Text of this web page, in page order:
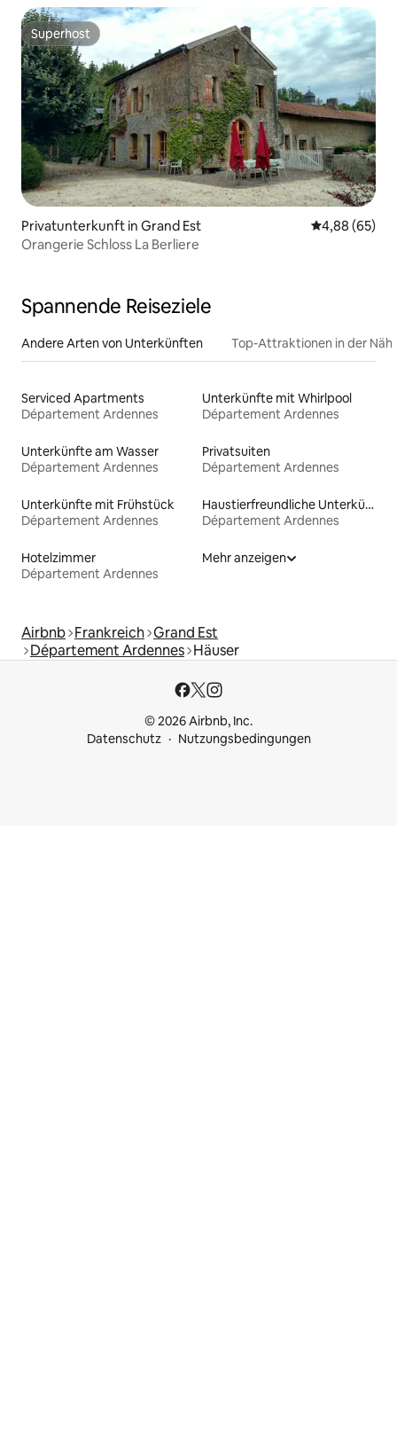
Superhost
Superhost
Privatunterkunft in Grand Est
4,88 (65)
Orangerie Schloss La Berliere
Spannende Reiseziele
Andere Arten von Unterkünften Top-Attraktionen in der
Serviced Apartments
Département Ardennes
Unterkünfte mit Whirlpool
Département Ardennes
Unterkünfte am Wasser
Département Ardennes
Privatsuiten
Département Ardennes
Unterkünfte mit Frühstück
Département Ardennes
Haustierfreundliche Unterkünfte
Département Ardennes
Hotelzimmer
Département Ardennes
Mehr anzeigen
Airbnb Frankreich Grand Est
Département Ardennes Häuser
© 2026 Airbnb, Inc.
Datenschutz
Nutzungsbedingungen